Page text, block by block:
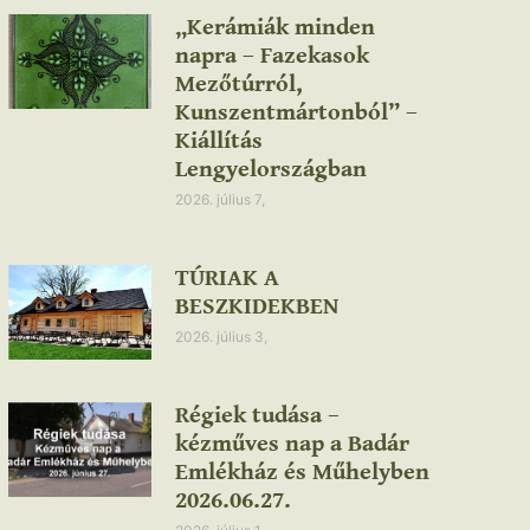
„Kerámiák minden
napra – Fazekasok
Mezőtúrról,
Kunszentmártonból” –
Kiállítás
Lengyelországban
2026. július 7,
TÚRIAK A
BESZKIDEKBEN
2026. július 3,
Régiek tudása –
kézműves nap a Badár
Emlékház és Műhelyben
2026.06.27.